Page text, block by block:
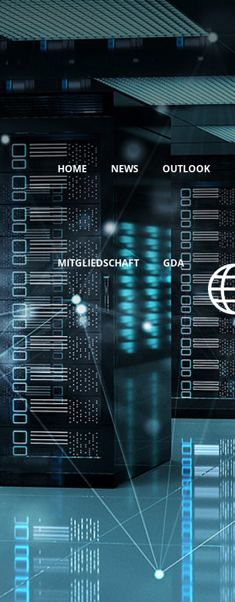
HOME NEWS OUTLOOK
MITGLIEDSCHAFT GDA